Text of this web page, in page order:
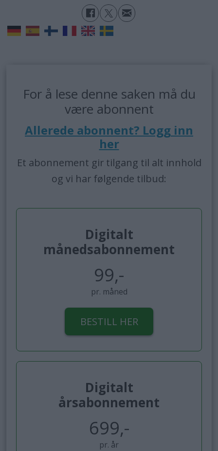
For å lese denne saken må du
være abonnent
Allerede abonnent? Logg inn
her
Et abonnement gir tilgang til alt innhold
og vi har følgende tilbud:
Digitalt
månedsabonnement
99,-
pr. måned
BESTILL HER
Digitalt
årsabonnement
699,-
pr. år